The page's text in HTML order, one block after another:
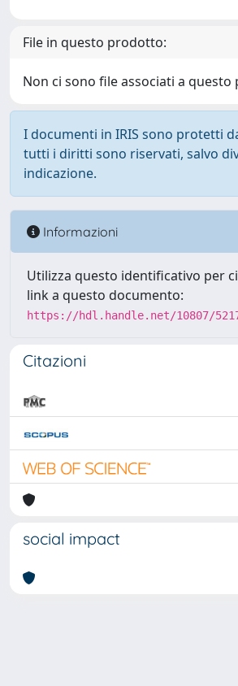
File in questo prodotto:
Non ci sono file associati a
I documenti in IRIS sono protetti
tutti i diritti sono riservati, salvo
indicazione.
Informazioni
Utilizza questo identificativo per
link a questo documento:
https://hdl.handle.net/10807/
Citazioni
social impact